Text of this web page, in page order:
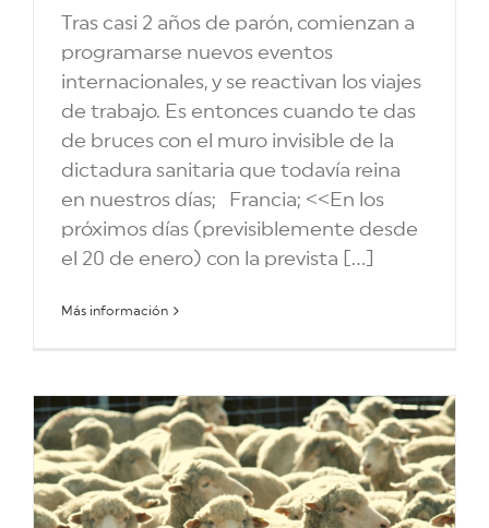
Tras casi 2 años de parón, comienzan a
programarse nuevos eventos
internacionales, y se reactivan los viajes
de trabajo. Es entonces cuando te das
de bruces con el muro invisible de la
dictadura sanitaria que todavía reina
en nuestros días; Francia; <<En los
próximos días (previsiblemente desde
el 20 de enero) con la prevista [...]
Más información